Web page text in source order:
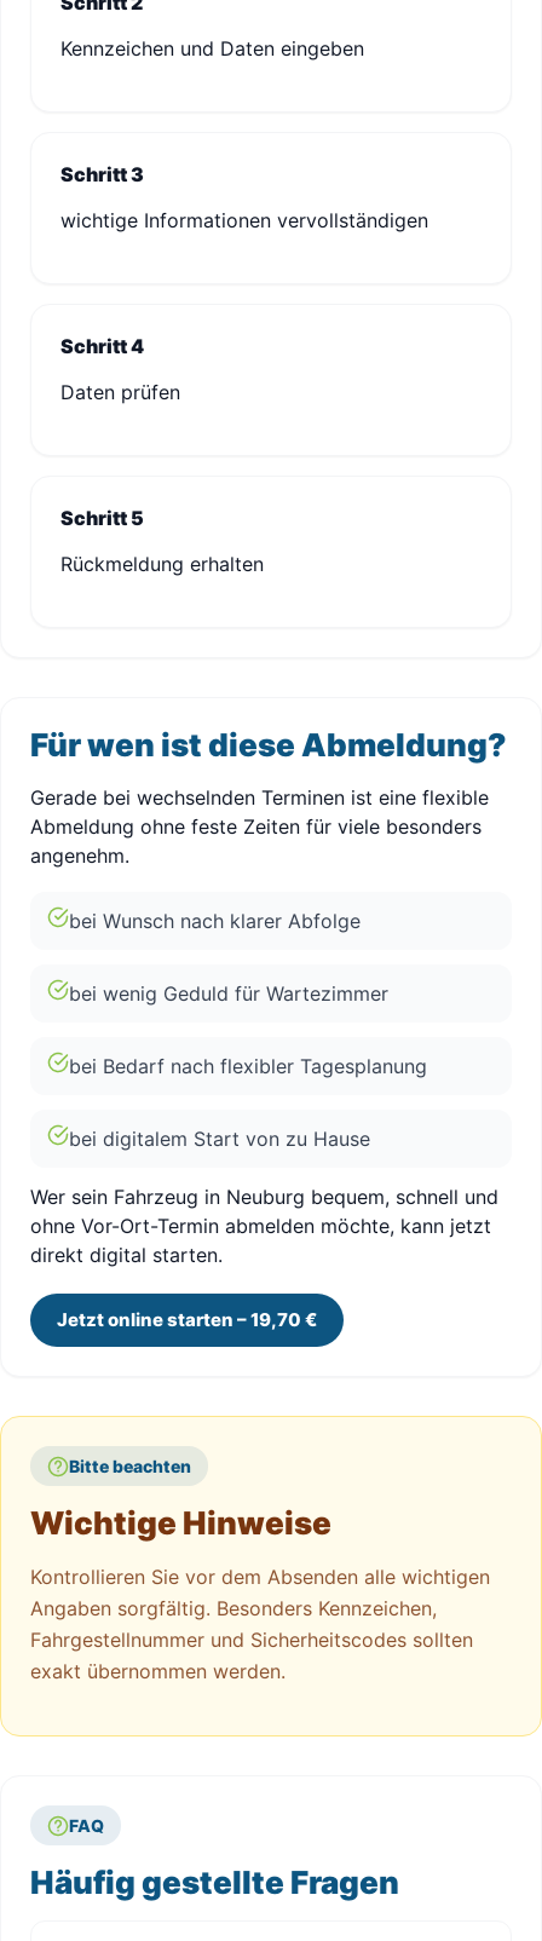
Kennzeichen und Daten eingeben
Schritt 3
wichtige Informationen vervollständigen
Schritt 4
Daten prüfen
Schritt 5
Rückmeldung erhalten
Für wen ist diese Abmeldung?
Gerade bei wechselnden Terminen ist eine flexible
Abmeldung ohne feste Zeiten für viele besonders
angenehm.
bei Wunsch nach klarer Abfolge
bei wenig Geduld für Wartezimmer
bei Bedarf nach flexibler Tagesplanung
bei digitalem Start von zu Hause
Wer sein Fahrzeug in Neuburg bequem, schnell und
ohne Vor-Ort-Termin abmelden möchte, kann jetzt
direkt digital starten.
Jetzt online starten – 19,70 €
Bitte beachten
Wichtige Hinweise
Kontrollieren Sie vor dem Absenden alle wichtigen
Angaben sorgfältig. Besonders Kennzeichen,
Fahrgestellnummer und Sicherheitscodes sollten
exakt übernommen werden.
FAQ
Häufig gestellte Fragen